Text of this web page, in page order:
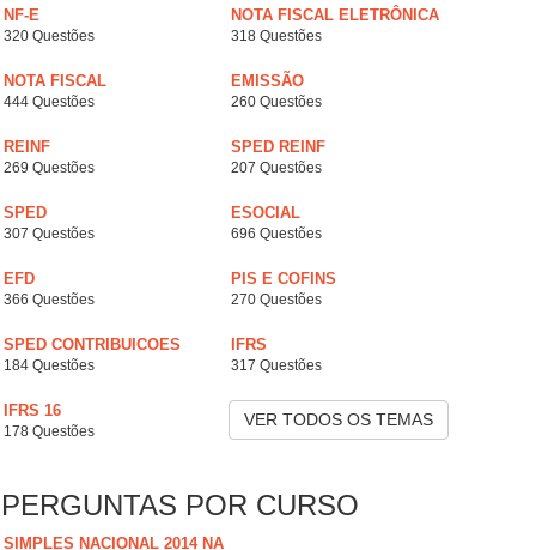
NF-E
320 Questões
NOTA FISCAL ELETRÔNICA
318 Questões
NOTA FISCAL
444 Questões
EMISSÃO
260 Questões
REINF
269 Questões
SPED REINF
207 Questões
SPED
307 Questões
ESOCIAL
696 Questões
EFD
366 Questões
PIS E COFINS
270 Questões
SPED CONTRIBUICOES
184 Questões
IFRS
317 Questões
IFRS 16
178 Questões
VER TODOS OS TEMAS
PERGUNTAS POR CURSO
SIMPLES NACIONAL 2014 NA